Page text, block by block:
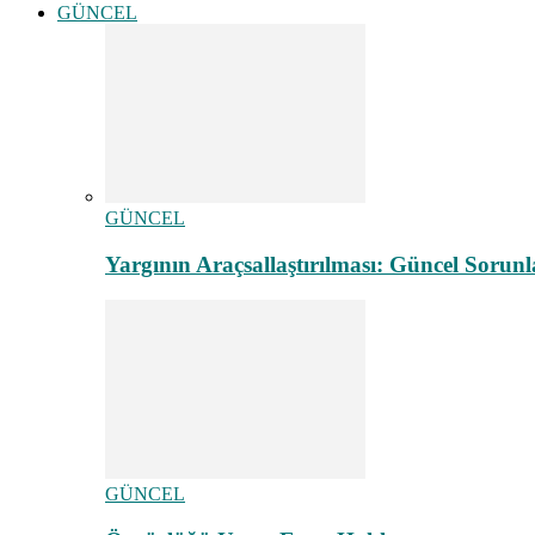
GÜNCEL
GÜNCEL
Yargının Araçsallaştırılması: Güncel
GÜNCEL